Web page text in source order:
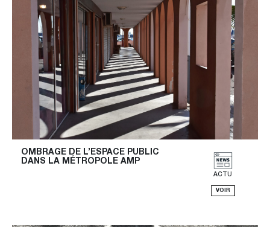
OMBRAGE DE L’ESPACE PUBLIC
DANS LA MÉTROPOLE AMP
ACTU
VOIR